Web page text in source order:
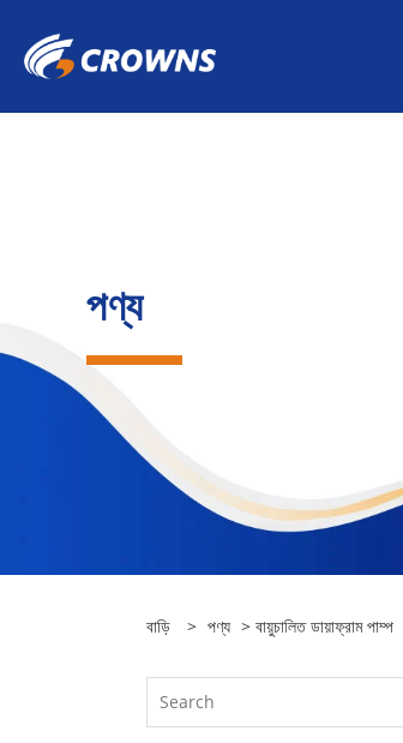
পণ্য
বাড়ি > পণ্য > বায়ুচালিত ডায়াফ্রাম পাম্প